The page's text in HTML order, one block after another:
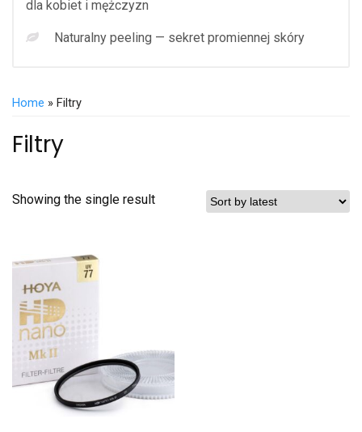
dla kobiet i mężczyzn
Naturalny peeling — sekret promiennej skóry
Home » Filtry
Filtry
Showing the single result